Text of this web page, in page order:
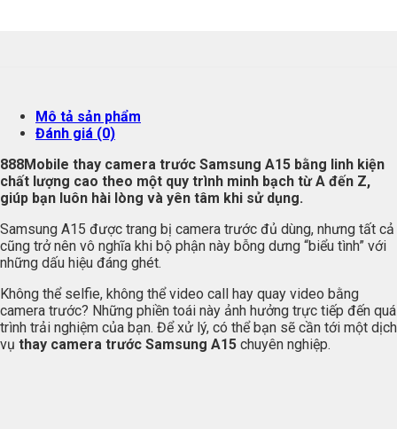
Mô tả sản phẩm
Đánh giá (0)
888Mobile thay camera trước Samsung A15 bằng linh kiện
chất lượng cao theo một quy trình minh bạch từ A đến Z,
giúp bạn luôn hài lòng và yên tâm khi sử dụng.
Samsung A15 được trang bị camera trước đủ dùng, nhưng tất cả
cũng trở nên vô nghĩa khi bộ phận này bỗng dưng “biểu tình” với
những dấu hiệu đáng ghét.
Không thể selfie, không thể video call hay quay video bằng
camera trước? Những phiền toái này ảnh hưởng trực tiếp đến quá
trình trải nghiệm của bạn. Để xử lý, có thể bạn sẽ cần tới một dịch
vụ thay camera trước Samsung A15 chuyên nghiệp.